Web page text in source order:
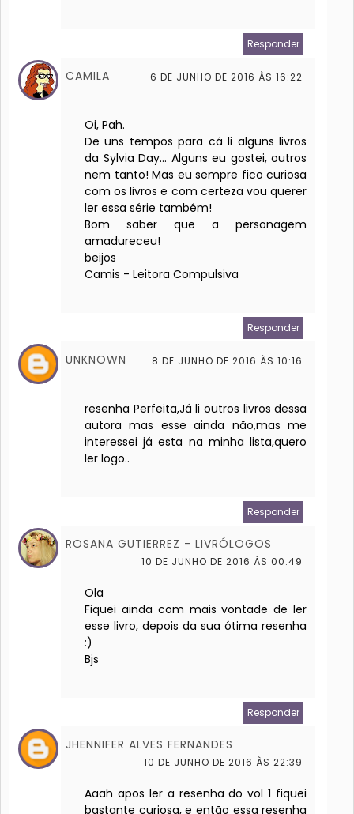
Responder
CAMILA 6 DE JUNHO DE 2016 ÀS 16:22
Oi, Pah.
De uns tempos para cá li alguns livros
da Sylvia Day... Alguns eu gostei, outros
nem tanto! Mas eu sempre fico curiosa
com os livros e com certeza vou querer
ler essa série também!
Bom saber que a personagem
amadureceu!
beijos
Camis - Leitora Compulsiva
Responder
UNKNOWN 8 DE JUNHO DE 2016 ÀS 10:16
resenha Perfeita,Já li outros livros dessa
autora mas esse ainda não,mas me
interessei já esta na minha lista,quero
ler logo..
Responder
ROSANA GUTIERREZ - LIVRÓLOGOS
10 DE JUNHO DE 2016 ÀS 00:49
Ola
Fiquei ainda com mais vontade de ler
esse livro, depois da sua ótima resenha
:)
Bjs
Responder
JHENNIFER ALVES FERNANDES
10 DE JUNHO DE 2016 ÀS 22:39
Aaah apos ler a resenha do vol 1 fiquei
bastante curiosa, e então essa resenha